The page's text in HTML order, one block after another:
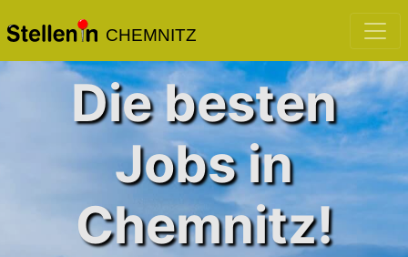
CHEMNITZ
Die besten
Jobs in
Chemnitz!